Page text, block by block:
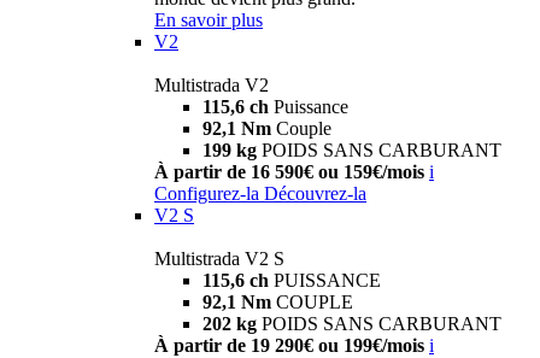
En savoir plus
V2
Multistrada V2
115,6 ch Puissance
92,1 Nm Couple
199 kg POIDS SANS CARBURANT
À partir de 16 590€ ou 159€/mois i
Configurez-la Découvrez-la
V2 S
Multistrada V2 S
115,6 ch PUISSANCE
92,1 Nm COUPLE
202 kg POIDS SANS CARBURANT
À partir de 19 290€ ou 199€/mois i